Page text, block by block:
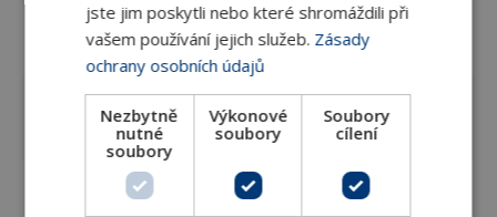
Max. pracovní
teplota
120 °C
Min. pracovní
teplota
-10 °C
Tělo
litina EN-GJL-250
jste jim poskytli nebo které shromáždili při
vašem používání jejich služeb. Zásady
ochrany osobních údajů
Nezbytně
nutné
soubory
Výkonové
soubory
Soubory
cílení